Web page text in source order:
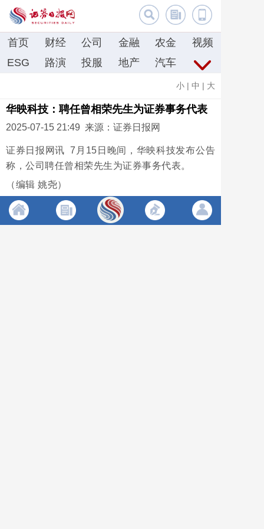
首页 财经 公司 金融 农金
视频
ESG
路演 投服 地产 汽车
小 | 中 | 大
华映科技：聘任曾相荣先生为证券事务代表
2025-07-15 21:49 来源：证券日报网
证券日报网讯 7月15日晚间，华映科技发布公告
称，公司聘任曾相荣先生为证券事务代表。
（编辑 姚尧）